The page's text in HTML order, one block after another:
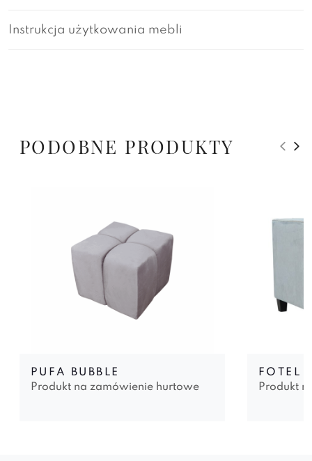
Instrukcja użytkowania mebli
PODOBNE PRODUKTY
PUFA BUBBLE
Produkt na zamówienie hurtowe
FOTEL
Produkt